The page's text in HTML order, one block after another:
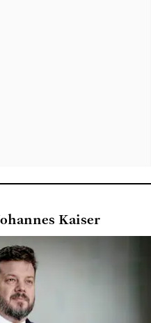
Kaiser